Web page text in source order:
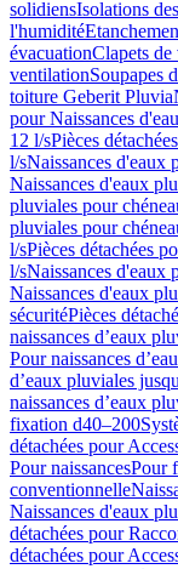
solidiensIsolations
l'humidité
évacuationClapets
ventilationSoupapes
toiture Geberit Pluvia
pour Naissances
12 l/sPièces
l/sNaissances d'eaux
Naissances d'eaux
pluviales pour
pluviales pour
l/sPièces détachées
l/sNaissances d'eaux
Naissances d'eaux
sécuritéPièces
naissances d’eaux
Pour naissances
d’eaux pluviales
naissances d’eaux
fixation d40–200
détachées pour
Pour naissancesPour
conventionnelle
Naissances d'eaux
détachées pour
détachées pour